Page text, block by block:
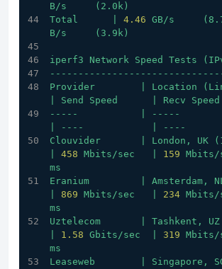
B/s
(2.0k)
Total
4.46 GB/s
B/s
(3.9k)
iperf3 Network Speed Tests
Provider
Location
Send Speed Recv Speed
-----
-----
---- ----
Clouvider
London, UK
458 Mbits/sec 159 Mbits/
ms
Eranium
Amsterdam,
869 Mbits/sec 234 Mbits/
ms
Uztelecom
Tashkent, UZ
1.58 Gbits/sec 319 Mbits/
ms
Leaseweb
Singapore,